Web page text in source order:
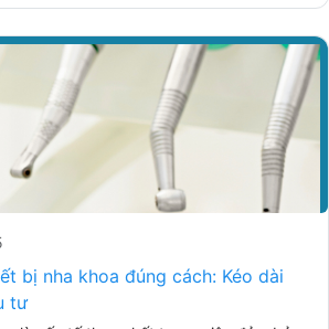
sóc răng miệng hàng ngày. Hãy cùng
và lợi ích mà PrimeCare mang lại qua
bị nha khoa đúng cách: Kéo dài
tư